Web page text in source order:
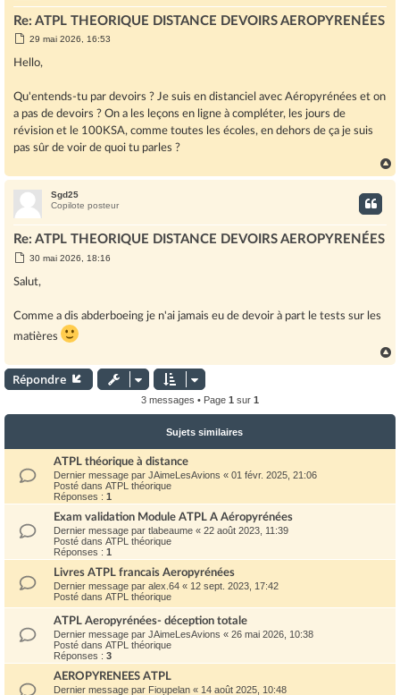
Re: ATPL THEORIQUE DISTANCE DEVOIRS AEROPYRENÉES
M
s
s
g
e
29 mai 2026, 16:53
Hello,
Qu'entends-tu par devoirs ? Je suis en distanciel avec Aéropyrénées et on
a pas de devoirs ? On a les leçons en ligne à compléter, les jours de
révision et le 100KSA, comme toutes les écoles, en dehors de ça je suis
pas sûr de voir de quoi tu parles ?
a
Sgd25
Copilote posteur
Re: ATPL THEORIQUE DISTANCE DEVOIRS AEROPYRENÉES
M
s
s
e
30 mai 2026, 18:16
Salut,
Comme a dis abderboeing je n'ai jamais eu de devoir à part le tests sur les
matières
a
Répondre
3 messages • Page 1 sur 1
Sujets similaires
ATPL théorique à distance
Dernier message par JAimeLesAvions « 01 févr. 2025, 21:06
Posté dans ATPL théorique
Réponses : 1
Exam validation Module ATPL A Aéropyrénées
Dernier message par tlabeaume « 22 août 2023, 11:39
Posté dans ATPL théorique
Réponses : 1
Livres ATPL francais Aeropyrénées
Dernier message par alex.64 « 12 sept. 2023, 17:42
Posté dans ATPL théorique
ATPL Aeropyrénées- déception totale
Dernier message par JAimeLesAvions « 26 mai 2026, 10:38
Posté dans ATPL théorique
Réponses : 3
AEROPYRENEES ATPL
Dernier message par Fioupelan « 14 août 2025, 10:48